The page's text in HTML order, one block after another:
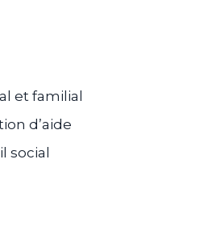
et familial
d’aide
social